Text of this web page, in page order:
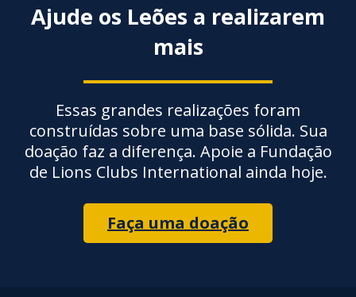
Ajude os Leões a realizarem
mais
Essas grandes realizações foram
construídas sobre uma base sólida. Sua
doação faz a diferença. Apoie a Fundação
de Lions Clubs International ainda hoje.
Faça uma doação